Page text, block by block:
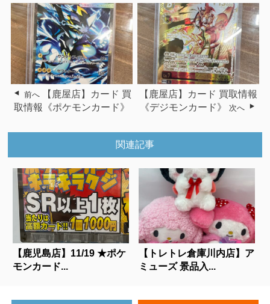
前へ
【鹿屋店】カード 買
取情報《ポケモンカード》
【鹿屋店】カード 買取情報
《デジモンカード》
次へ
関連記事
【鹿児島店】11/19 ★ポケ
モンカード...
【トレトレ倉庫川内店】ア
ミューズ 景品入...